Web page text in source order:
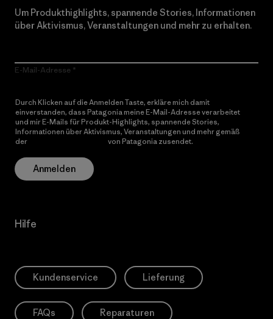
Um Produkthighlights, spannende Stories, Informationen
über Aktivismus, Veranstaltungen und mehr zu erhalten.
E-Mail-Adresse
Durch Klicken auf die Anmelden Taste, erkläre mich damit
einverstanden, dass Patagonia meine E-Mail-Adresse verarbeitet
und mir E-Mails für Produkt-Highlights, spannende Stories,
Informationen über Aktivismus, Veranstaltungen und mehr gemäß
der
von Patagonia zusendet.
Anmelden
Hilfe
Kundenservice Lieferung
FAQs Reparaturen